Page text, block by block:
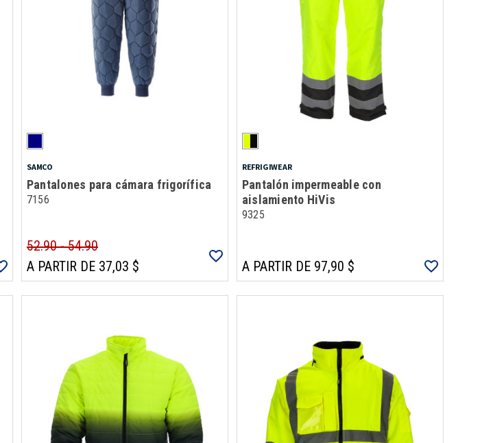
SAMCO
Pantalones para cámara frigorífica
7156
52.90 - 54.90
A PARTIR DE 37,03 $
REFRIGIWEAR
Pantalón impermeable con
aislamiento HiVis
9325
A PARTIR DE 97,90 $